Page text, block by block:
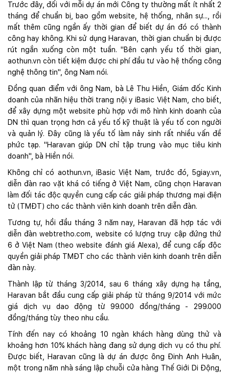
Trước đây, đối với mỗi dự án mới Công ty thường mất ít nhất 2
tháng để chuẩn bị, bao gồm website, hệ thống, nhân sự..., rồi
mất thêm cũng ngần ấy thời gian để biết dự án đó có thành
công hay không. Khi sử dụng Haravan, thời gian chuẩn bị được
rút ngắn xuống còn một tuần. "Bên cạnh yếu tố thời gian,
aothun.vn còn tiết kiệm được chi phí đầu tư vào hệ thống công
nghệ thông tin", ông Nam nói.
Đồng quan điểm với ông Nam, bà Lê Thu Hiền, Giám đốc Kinh
doanh của nhãn hiệu thời trang nội y iBasic Việt Nam, cho biết,
để xây dựng một website phù hợp với mô hình kinh doanh của
DN thì quan trọng hơn cả yếu tố kỹ thuật là yếu tố con người
và quản lý. Đây cũng là yếu tố làm nảy sinh rất nhiều vấn đề
phức tạp. "Haravan giúp DN chỉ tập trung vào mục tiêu kinh
doanh", bà Hiền nói.
Không chỉ có aothun.vn, iBasic Việt Nam, trước đó, 5giay.vn,
diễn đàn rao vặt khá có tiếng ở Việt Nam, cũng chọn Haravan
làm đối tác độc quyền cung cấp các giải pháp thương mại điện
tử (TMĐT) cho các thành viên kinh doanh trên diễn đàn.
Tương tự, hồi đầu tháng 3 năm nay, Haravan đã hợp tác với
diễn đàn webtretho.com, website có lượng truy cập đứng thứ
6 ở Việt Nam (theo website đánh giá Alexa), để cung cấp độc
quyền giải pháp TMĐT cho các thành viên kinh doanh trên diễn
đàn này.
Thành lập từ tháng 3/2014, sau 6 tháng xây dựng hạ tầng,
Haravan bắt đầu cung cấp giải pháp từ tháng 9/2014 với mức
giá dịch vụ dao động từ 99.000 đồng/tháng - 299.000
đồng/tháng tùy theo nhu cầu.
Tính đến nay có khoảng 10 ngàn khách hàng dùng thử và
khoảng hơn 10% khách hàng đang sử dụng dịch vụ có thu phí.
Được biết, Haravan cũng là dự án được ông Đinh Anh Huân,
một trong năm nhà sáng lập chuỗi cửa hàng Thế Giới Di Động,